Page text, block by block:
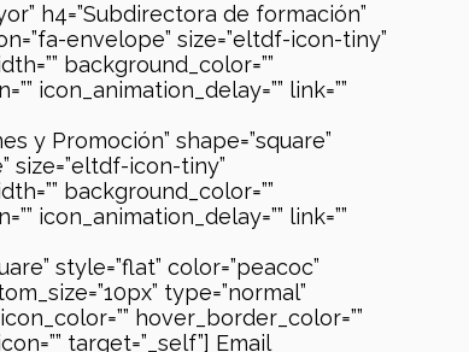
h4=”Subdirectora de formación”
envelope” size=”eltdf-icon-tiny”
background_color=””
icon_animation_delay=”” link=””
y Promoción” shape=”square”
size=”eltdf-icon-tiny”
background_color=””
icon_animation_delay=”” link=””
style=”flat” color=”peacoc”
type=”normal”
hover_border_color=””
target=”_self”] Email